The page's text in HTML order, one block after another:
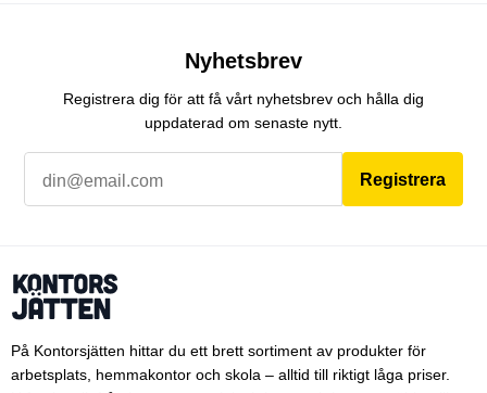
Nyhetsbrev
Registrera dig för att få vårt nyhetsbrev och hålla dig
uppdaterad om senaste nytt.
Registrera
På Kontorsjätten hittar du ett brett sortiment av produkter för
arbetsplats, hemmakontor och skola – alltid till riktigt låga priser.